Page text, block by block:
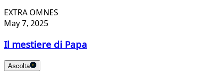
EXTRA OMNES
May 7, 2025
Il mestiere di Papa
Ascolta